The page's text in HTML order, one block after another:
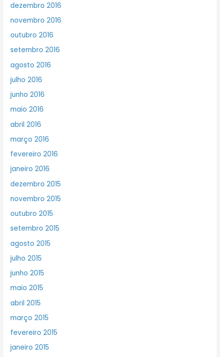
dezembro 2016
novembro 2016
outubro 2016
setembro 2016
agosto 2016
julho 2016
junho 2016
maio 2016
abril 2016
março 2016
fevereiro 2016
janeiro 2016
dezembro 2015
novembro 2015
outubro 2015
setembro 2015
agosto 2015
julho 2015
junho 2015
maio 2015
abril 2015
março 2015
fevereiro 2015
janeiro 2015